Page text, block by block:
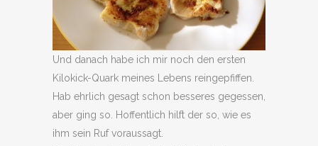
Und danach habe ich mir noch den ersten
Kilokick-Quark meines Lebens reingepfiffen.
Hab ehrlich gesagt schon besseres gegessen,
aber ging so. Hoffentlich hilft der so, wie es
ihm sein Ruf voraussagt.